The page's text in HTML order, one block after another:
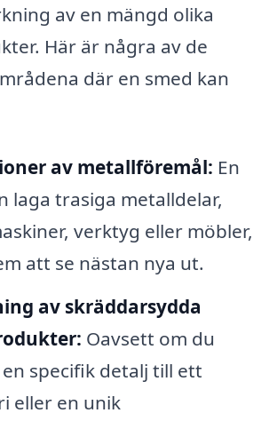
av en mängd olika
Här är några av de
där en smed kan
av metallföremål: En
laga trasiga metalldelar,
verktyg eller möbler,
att se nästan nya ut.
av skräddarsydda
Oavsett om du
specifik detalj till ett
eller en unik